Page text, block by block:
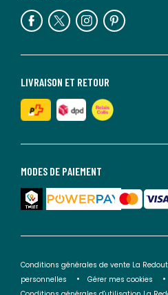
MODES DE PAIEMENT
LIVRAISON ET RETOUR
Conditions générales de vente La
personnelles
Gérer mes cookies